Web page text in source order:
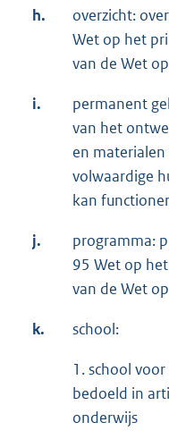
h.
overzicht:
Wet op het
van de Wet
i.
permanent
van het
en
volwaardige
kan
j.
programma:
95 Wet op
van de Wet
k. school:
1. school
bedoeld in
onderwijs